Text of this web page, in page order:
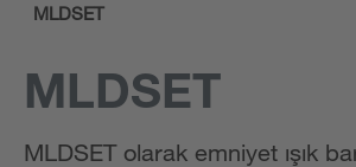
MLDSET
MLDSET
MLDSET olarak emniyet ışık